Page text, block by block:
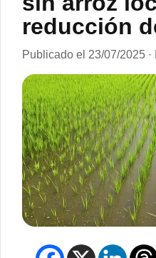
reducción
Publicado el 23/07/2025 ·